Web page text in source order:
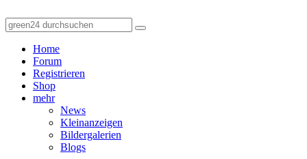
Home
Forum
Registrieren
Shop
mehr
News
Kleinanzeigen
Bildergalerien
Blogs